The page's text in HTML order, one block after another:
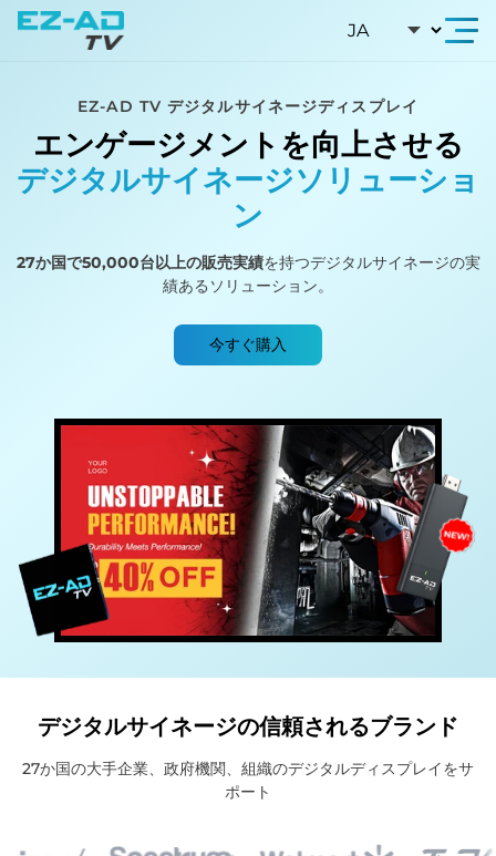
EZ-AD TV デジタルサイネージディスプレイ
エンゲージメントを向上させる
デジタルサイネージソリューショ
ン
27か国で50,000台以上の販売実績を持つデジタルサイネージの実
績あるソリューション。
今すぐ購入
小売、プロモーション、サービス業で活用される7
デジタルサイネージの信頼されるブランド
27か国の大手企業、政府機関、組織のデジタルディスプレイをサ
ポート